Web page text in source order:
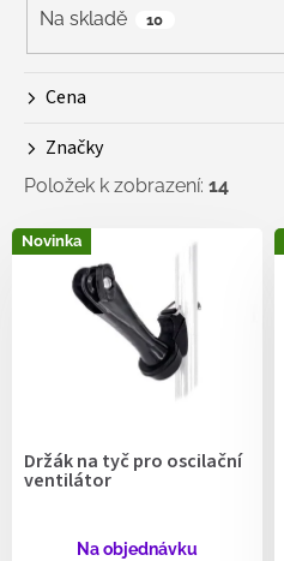
Na skladě 10
Cena
Značky
Položek k zobrazení: 14
V
ý
Novinka
Držák na tyč pro oscilační
ventilátor
Na objednávku